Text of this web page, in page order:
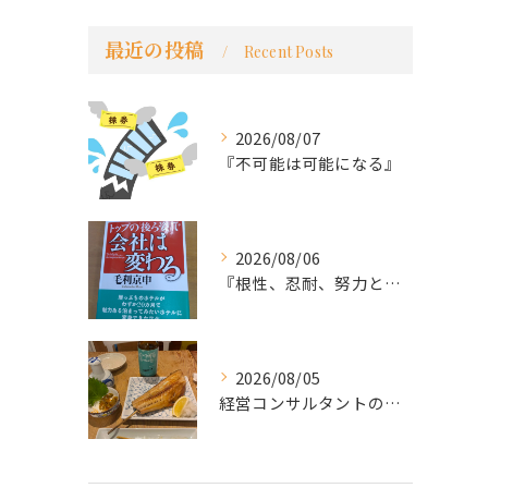
最近の投稿 Recent Posts
2026/08/07
『不可能は可能になる』
2026/08/06
『根性、忍耐、努力という言葉は死語なのか』
2026/08/05
経営コンサルタントのモーちゃん・毛利京申です。